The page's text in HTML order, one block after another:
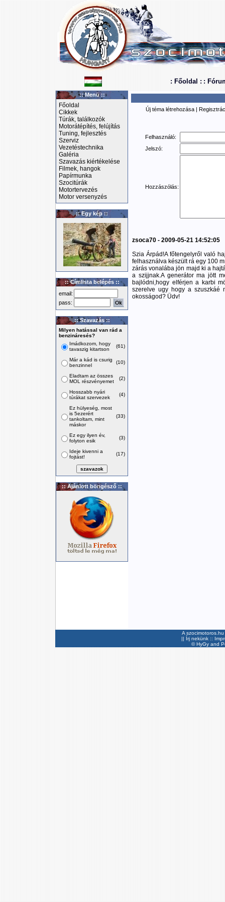
: Főoldal : :
:: Menü ::
Főoldal
Cikkek
Túrák, találkozók
Motorátépítés, felújítás
Tuning, fejlesztés
Szerviz
Vezetéstechnika
Galéria
Szavazás kiértékelése
Filmek, hangok
Papírmunka
Szocitúrák
Motortervezés
Motor versenyzés
:: Egy kép ::
:: Címlista belépés ::
email:
pass:
:: Szavazás ::
Milyen hatással van rád a
benzináresés?
Imádkozom, hogy
tavaszig kitartson
(61)
Már a kád is csurig
benzinnel
(10)
Eladtam az összes
MOL részvényemet
(2)
Hosszabb nyári
túrákat szervezek
(4)
Ez hülyeség, most
is 5ezerért
tankoltam, mint
máskor
(33)
Ez egy ilyen év,
folyton esik
(3)
Ideje kivenni a
fojtást!
(17)
:: Ajánlott böngésző ::
Új téma létrehozása |
Felhasználó:
Jelszó:
Hozzászólás:
zsoca70 - 2009-05-21 14:52:05
Szia Árpád!A főtengelyről való
felhasználva készült rá egy 100
zárás vonalába jön majd ki a
a szijjnak.A generátor ma jött
bajlódni,hogy elférjen a karbi
szerelve ugy hogy a szuszkáé
okosságod? Üdv!
A
|| Írj nekünk ::
©HyGyand